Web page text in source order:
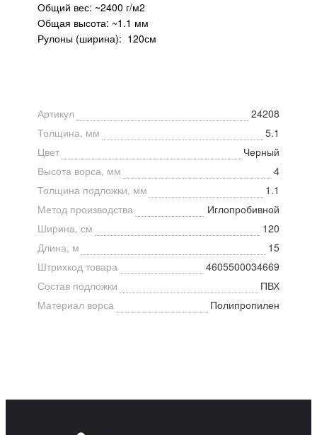
Общий вес: ~2400 г/м2
Общая высота: ~1.1 мм
Рулоны (ширина): 120см
Артикул
24208
Толщина, мм
5.1
Цвет
Черный
Высота ворса, мм
4
Толщина подложки, мм
1.1
Метод производства
Иглопробивной
Ширина, см
120
Длина, м
15
Штрихкод товара
4605500034669
Состав подложки
ПВХ
Материал ворса
Полипропилен